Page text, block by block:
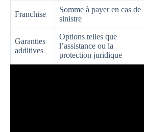
Franchise
Somme à payer en cas de
sinistre
Garanties
additives
Options telles que
l’assistance ou la
protection juridique